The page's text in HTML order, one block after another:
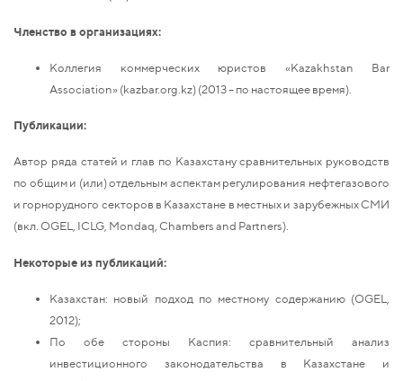
Членство в организациях:
Коллегия коммерческих юристов «Kazakhstan Bar
Association» (kazbar.org.kz) (2013 – по настоящее время).
Публикации:
Автор ряда статей и глав по Казахстану сравнительных руководств
по общим и (или) отдельным аспектам регулирования нефтегазового
и горнорудного секторов в Казахстане в местных и зарубежных СМИ
(вкл. OGEL, ICLG, Mondaq, Chambers and Partners).
Некоторые изпубликаций:
Казахстан: новый подход по местному содержанию (OGEL,
2012);
По обе стороны Каспия: сравнительный анализ
инвестиционного законодательства в Казахстане и